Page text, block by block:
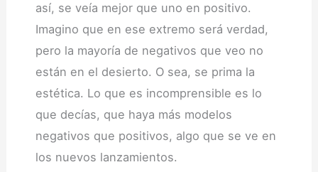
así, se veía mejor que uno en positivo.
Imagino que en ese extremo será verdad,
pero la mayoría de negativos que veo no
están en el desierto. O sea, se prima la
estética. Lo que es incomprensible es lo
que decías, que haya más modelos
negativos que positivos, algo que se ve en
los nuevos lanzamientos.